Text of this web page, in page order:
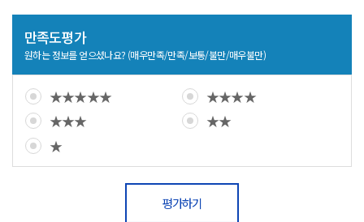
수하여야 할 직무관련자와의 골프 및 사행성 오락 관련 행위기준을 규정
함으로써 청렴의무 실천 분위기를 조성함을 목적으로 한다.[개정 2013.
07.15]
제2조(적용범위)
이 지침은 공단에 소속된 모든 임직원(비정규직 포함)에 적용된다.
제3조(직무관련자의 정의)
“강령”이라 한다) 제2조 제1호의 규정에 의한 직무관련자를 준용한다.
만족도평가
원하는 정보를 얻으셨나요? (매우만족/만족/보통/불만/매우불만)
★★★★★
★★★★
★★★
★★
★
평가하기